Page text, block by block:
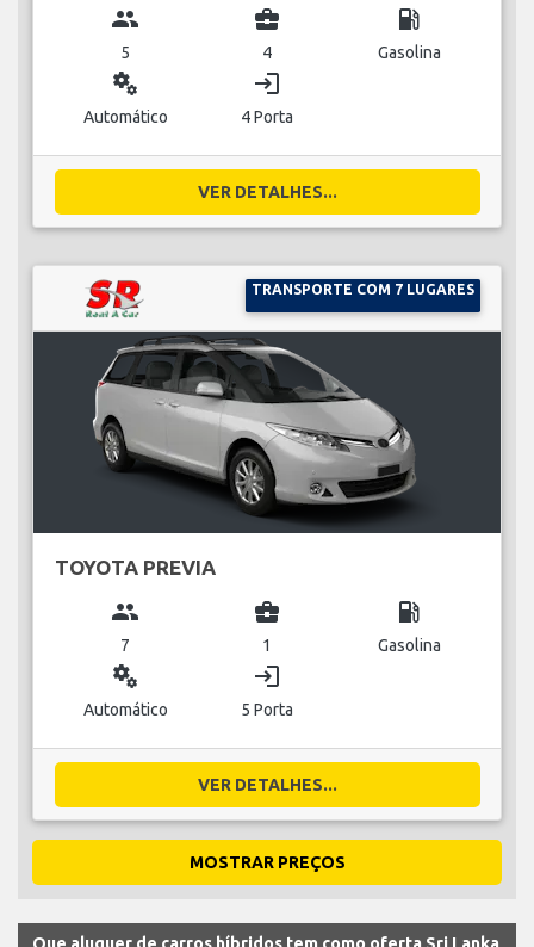
group
5
business_center
4
local_gas_station
Gasolina
miscellaneous_services
Automático
login
4 Porta
VER DETALHES...
TRANSPORTE COM 7 LUGARES
TOYOTA PREVIA
group
7
business_center
1
local_gas_station
Gasolina
miscellaneous_services
Automático
login
5 Porta
VER DETALHES...
MOSTRAR PREÇOS
Que aluguer de carros híbridos tem como oferta Sri Lanka